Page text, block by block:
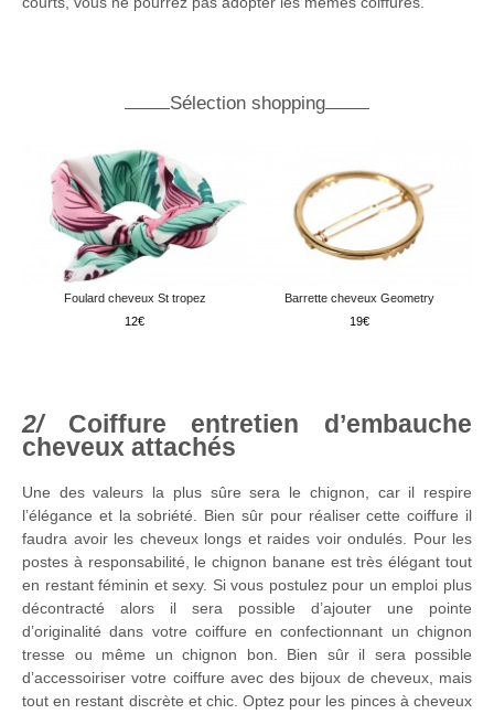
Sélection shopping
Foulard cheveux St tropez
12
Barrette cheveux Geometry
19
Coiffure entretien d’embauche
cheveux attachés
Une des valeurs la plus sûre sera le chignon, car il respire
l’élégance et la sobriété. Bien sûr pour réaliser cette coiffure il
faudra avoir les cheveux longs et raides voir ondulés. Pour les
postes à responsabilité, le chignon banane est très élégant tout
en restant féminin et sexy. Si vous postulez pour un emploi plus
décontracté alors il sera possible d’ajouter une pointe
d’originalité dans votre coiffure en confectionnant un chignon
tresse ou même un chignon bon. Bien sûr il sera possible
d’accessoiriser votre coiffure avec des bijoux de cheveux, mais
tout en restant discrète et chic. Optez pour les pinces à cheveux